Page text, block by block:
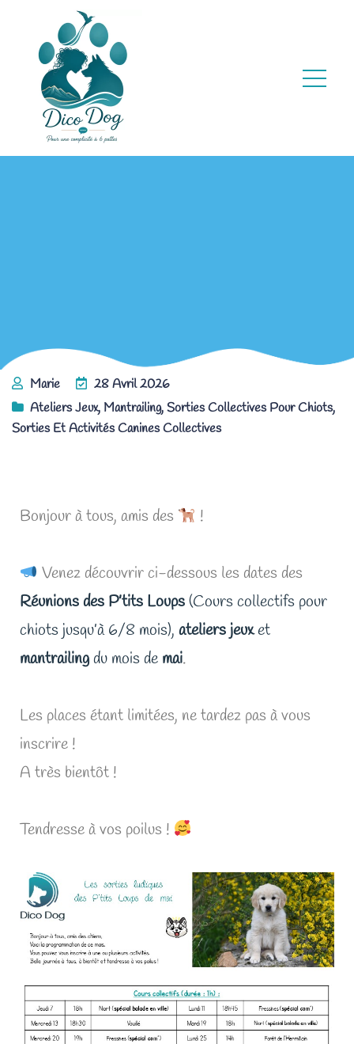
Marie
28 Avril 2026
Ateliers Jeux, Mantrailing,Sorties Collectives Pour Chiots,
Sorties Et Activités Canines Collectives
Bonjour à tous, amis des !
Venez découvrir ci-dessous les dates des
Réunions des P’tits Loups(Cours collectifs pour
chiots jusqu’à 6/8 mois), ateliers jeuxet
mantrailingdu mois de mai.
Les places étant limitées, ne tardez pas à vous
inscrire !
A très bientôt !
Tendresse à vos poilus !